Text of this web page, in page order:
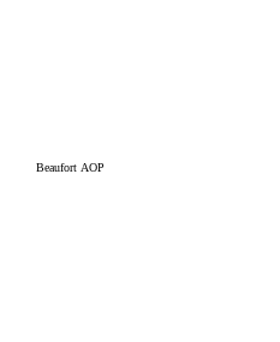
Beaufort AOP